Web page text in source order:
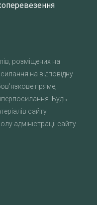
розміщених на
на відповідну
пряме,
Будь-
сайту
адміністрації сайту